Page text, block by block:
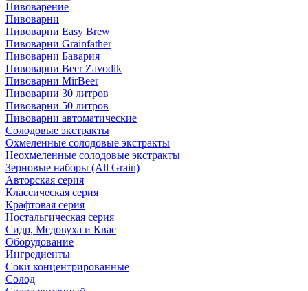
Пивоварение
Пивоварни
Пивоварни Easy Brew
Пивоварни Grainfather
Пивоварни Бавария
Пивоварни Beer Zavodik
Пивоварни MirBeer
Пивоварни 30 литров
Пивоварни 50 литров
Пивоварни автоматические
Солодовые экстракты
Охмеленные солодовые экстракты
Неохмеленные солодовые экстракты
Зерновые наборы (All Grain)
Авторская серия
Классическая серия
Крафтовая серия
Ностальгическая серия
Сидр, Медовуха и Квас
Оборудование
Ингредиенты
Соки концентрированные
Солод